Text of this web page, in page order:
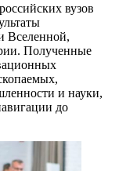
вузов
Вселенной,
Полученные
и науки,
до